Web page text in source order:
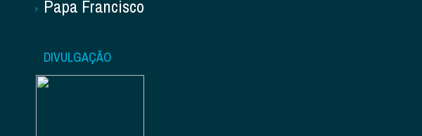
Papa Francisco
DIVULGAÇÃO